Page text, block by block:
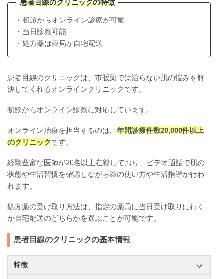
患者目線のクリニックの特徴
・初診からオンライン診療が可能
・当日診察可能
・処方薬は薬局か自宅配送
患者目線のクリニックは、市販薬では治らない肌の悩みを解
決してくれるオンラインクリニックです。
初診からオンライン診察に対応しています。
オンライン治療を担当するのは、 年間診療件数20,000件以上
のクリニックです。
経験豊富な医師が20名以上在籍しており、ビデオ通話で肌の
状態や生活習慣を確認しながら薬の使い方や生活指導が行わ
れます。
処方薬の受け取り方法は、指定の薬局に当日受け取りに行く
か自宅配送のどちらかを選ぶことが可能です。
患者目線のクリニックの基本情報
特徴